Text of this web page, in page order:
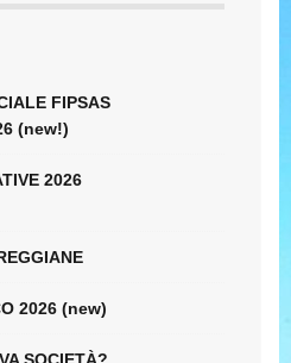
FIPSAS
(new!)
2026
2026 (new)